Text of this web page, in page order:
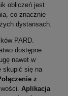
obliczeń jest
co znacznie
dystansach.
PARD.
dostępne
nawet w
skupić się na
z
Aplikacja